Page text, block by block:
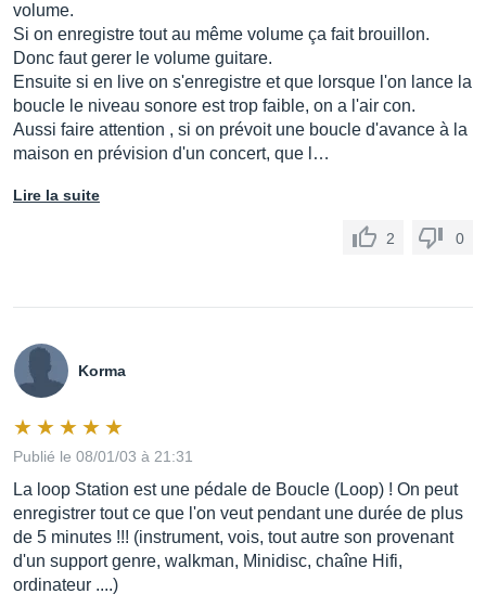
volume.
Si on enregistre tout au même volume ça fait brouillon.
Donc faut gerer le volume guitare.
Ensuite si en live on s'enregistre et que lorsque l'on lance la
boucle le niveau sonore est trop faible, on a l'air con.
Aussi faire attention , si on prévoit une boucle d'avance à la
maison en prévision d'un concert, que l…
Lire la suite
2 0
Korma
Publié le 08/01/03 à 21:31
La loop Station est une pédale de Boucle (Loop) ! On peut
enregistrer tout ce que l'on veut pendant une durée de plus
de 5 minutes !!! (instrument, vois, tout autre son provenant
d'un support genre, walkman, Minidisc, chaîne Hifi,
ordinateur ....)